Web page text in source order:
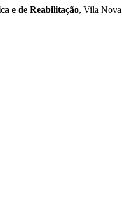
e de Reabilitação, Vila